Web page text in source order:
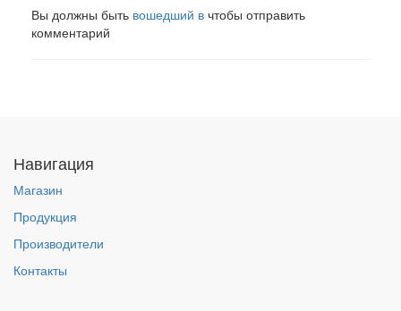
Вы должны быть вошедший в чтобы отправить
комментарий
Навигация
Магазин
Продукция
Производители
Контакты